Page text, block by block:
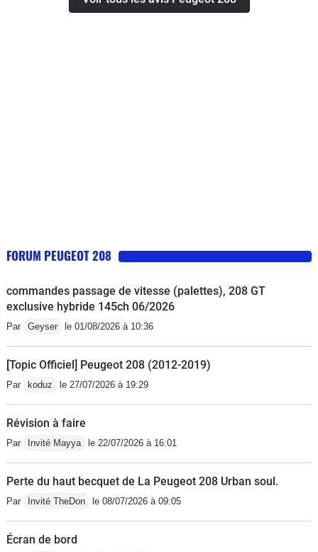
avant 5 ans ET 150000 km, c'est vrai
FORUM PEUGEOT 208
commandes passage de vitesse (palettes), 208 GT
exclusive hybride 145ch 06/2026
Par Geyser le 01/08/2026 à 10:36
[Topic Officiel] Peugeot 208 (2012-2019)
Par koduz le 27/07/2026 à 19:29
Révision à faire
Par Invité Mayya le 22/07/2026 à 16:01
Perte du haut becquet de La Peugeot 208 Urban soul.
Par Invité TheDon le 08/07/2026 à 09:05
Écran de bord